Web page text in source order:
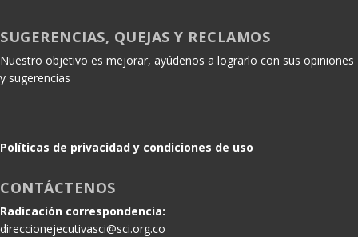
SUGERENCIAS, QUEJAS Y RECLAMOS
Nuestro objetivo es mejorar, ayúdenos a lograrlo con sus opiniones
y sugerencias
Políticas de privacidad y condiciones de uso
CONTÁCTENOS
Radicación correspondencia:
direccionejecutivasci@sci.org.co